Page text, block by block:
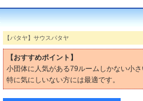
【パタヤ】サウスパタヤ
【おすすめポイント】
小団体に人気がある79ルームしかない小
特に気にしいない方には最適です。